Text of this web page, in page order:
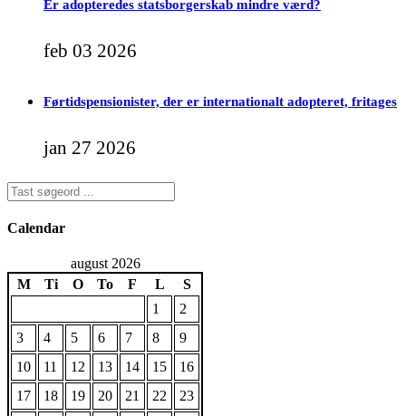
Er adopteredes statsborgerskab mindre værd?
feb 03 2026
Førtidspensionister, der er internationalt adopteret, fritages
jan 27 2026
Calendar
august 2026
M
Ti O To F L
S
1
2
3
4 5 6 7 8
9
10
11 12 13 14 15
16
17
18 19 20 21 22
23